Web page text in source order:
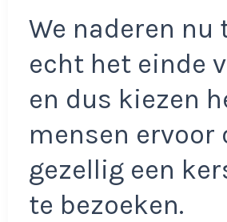
We naderen nu
echt het einde
en dus kiezen
mensen ervoor
gezellig een
te bezoeken.